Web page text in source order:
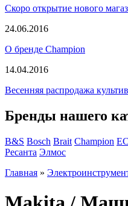
Скоро открытие нового
24.06.2016
О бренде Champion
14.04.2016
Весенняя распродажа
Бренды нашего
B&S Bosch Brait Champion
Ресанта Элмос
Главная »